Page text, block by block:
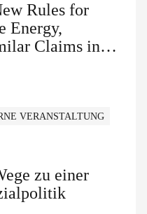
Rules for
Energy,
Claims in
VERANSTALTUNG
zu einer